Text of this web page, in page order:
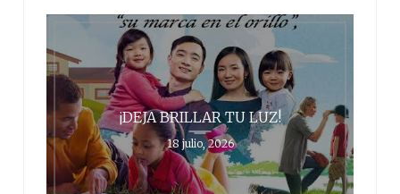
¡DEJA BRILLAR TU LUZ!
18 julio, 2026